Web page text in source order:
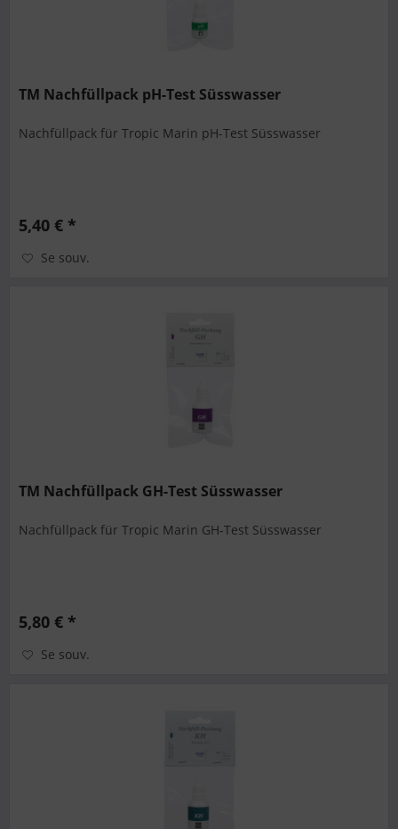
TM Nachfüllpack pH-Test Süsswasser
Nachfüllpack für Tropic Marin pH-Test Süsswasser
5,40 € *
Se souv.
TM Nachfüllpack GH-Test Süsswasser
Nachfüllpack für Tropic Marin GH-Test Süsswasser
5,80 € *
Se souv.